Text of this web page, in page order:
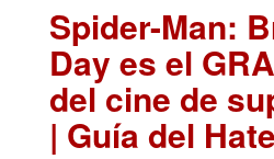
Spider-Man:
Day es el
del cine de
| Guía del